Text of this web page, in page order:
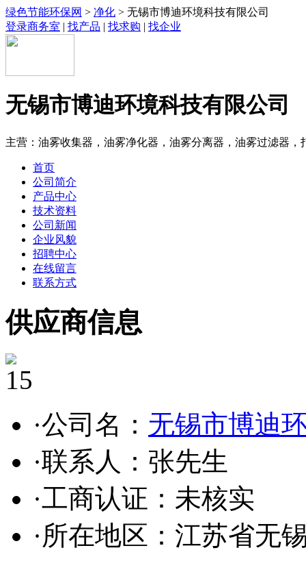
绿色节能环保网 > 净化 > 无锡市博迪环境科技有限公司
登录商务室 | 找产品 | 找求购 | 找企业
无锡市博迪环境科技有限公司
主营：油雾收集器，油雾净化器，油雾分离器，油雾过滤器
首页
公司简介
产品中心
技术资料
公司新闻
企业风貌
招聘中心
在线留言
联系方式
供应商信息
15
·公司名： 无锡市博迪
·联系人：张先生
·工商认证： 未核实
·所在地区：江苏省无